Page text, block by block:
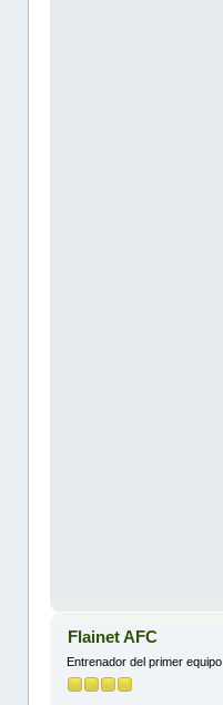
Flainet AFC
Entrenador del primer equipo